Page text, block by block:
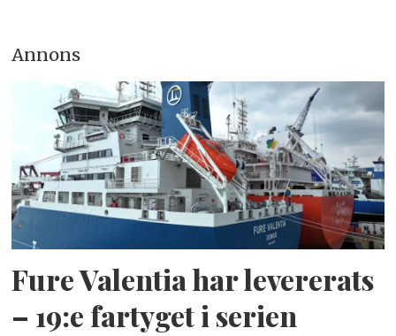
Annons
Fure Valentia har levererats
– 19:e fartyget i serien